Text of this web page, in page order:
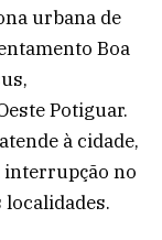
urbana de
Boa
Potiguar.
à cidade,
interrupção no